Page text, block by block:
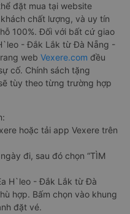
đặt mua tại website
chất lượng, và uy tín
100%. Đối với bất cứ giao
- Đắk Lắk từ Đà Nẵng -
web Vexere.com đều
cố. Chính sách tặng
tùy theo từng trường hợp
hoặc tải app Vexere trên
đi, sau đó chọn “TÌM
H`leo - Đắk Lắk từ Đà
hợp. Bấm chọn vào khung
đặt vé.